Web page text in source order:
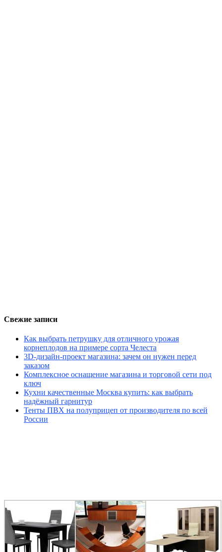
Свежие записи
Как выбрать петрушку для отличного урожая
корнеплодов на примере сорта Челеста
3D-дизайн-проект магазина: зачем он нужен перед
заказом
Комплексное оснащение магазина и торговой сети под
ключ
Кухни качественные Москва купить: как выбрать
надёжный гарнитур
Тенты ПВХ на полуприцеп от производителя по всей
России